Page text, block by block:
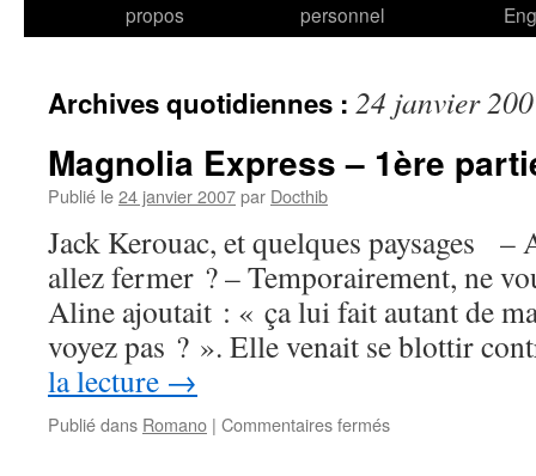
propos
personnel
Archives quotidiennes : 24 janvier
Magnolia Express – 1ère
Publié le24 janvier 2007par Docthib
Jack Kerouac, et quelques paysages –
allez fermer ? – Temporairement, ne
Aline ajoutait : « ça lui fait autant de
voyez pas ? ». Elle venait se blottir
la lecture →
Publié dans Romano | Commentaires ferméssur